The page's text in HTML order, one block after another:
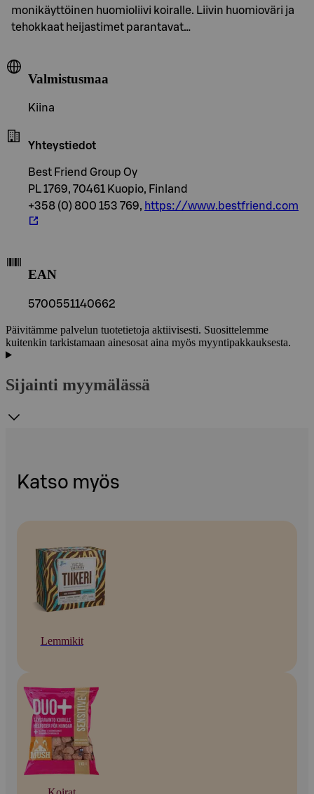
monikäyttöinen huomioliivi koiralle. Liivin huomioväri ja
tehokkaat heijastimet parantavat…
Valmistusmaa
Kiina
Yhteystiedot
Best Friend Group Oy
PL 1769, 70461 Kuopio, Finland
+358 (0) 800 153 769, https://www.bestfriend.com
EAN
5700551140662
Päivitämme palvelun tuotetietoja aktiivisesti. Suosittelemme
kuitenkin tarkistamaan ainesosat aina myös myyntipakkauksesta.
Sijainti myymälässä
Katso myös
Lemmikit